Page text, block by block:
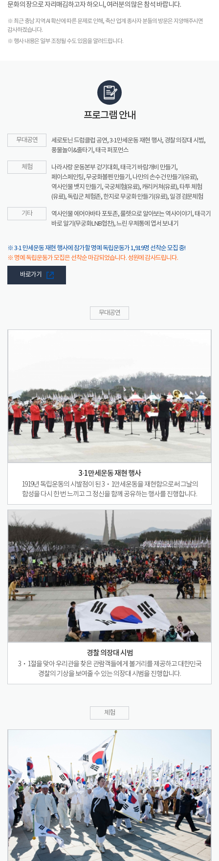
문화의 장으로 자리매김하고자 하오니, 여러분의 많은 참석 바랍니다.
※ 최근 충남 지역 AI 확산에 따른 문제로 인해, 축산 업계 종사자 분들의 방문은 지양해주시면
감사하겠습니다.
※ 행사 내용은 일부 조정될 수도 있음을 알려드립니다.
프로그램 안내
무대공연
세로토닌 드럼클럽 공연, 3·1만세운동 재현 행사, 경찰 의장대 시범,
풍물놀이&줄타기, 태극 퍼포먼스
체험
나라사랑 운동본부 걷기대회, 태극기 바람개비 만들기,
페이스페인팅, 무궁화볼펜 만들기, 나만의 손수건 만들기(유료),
역사인물 뱃지 만들기, 국궁체험(유료), 캐리커쳐(유료), 타투 체험
(유료), 독립군 체험존, 한지로 무궁화 만들기(유료), 일경 검문체험
기타
역사인물 에어아바타 포토존, 룰렛으로 알아보는 역사이야기, 태극기
바로 알기(무궁화LNB협찬), 느린 우체통에 엽서 보내기
※ 3·1 만세운동 재현 행사에 참가할 명예 독립운동가 1,919명 선착순 모집 중!
※ 명예 독립운동가 모집은 선착순 마감되었습니다. 성원에 감사드립니다.
바로가기
무대공연
3·1만세운동 재현 행사
1919년 독립운동의 시발점이 된 3・1만세운동을 재현함으로써 그날의
함성을 다시 한 번 느끼고 그 정신을 함께 공유하는 행사를 진행합니다.
경찰 의장대 시범
3・1절을 맞아 우리관을 찾은 관람객들에게 볼거리를 제공하고 대한민국
경찰의 기상을 보여줄 수 있는 의장대 시범을 진행합니다.
체험